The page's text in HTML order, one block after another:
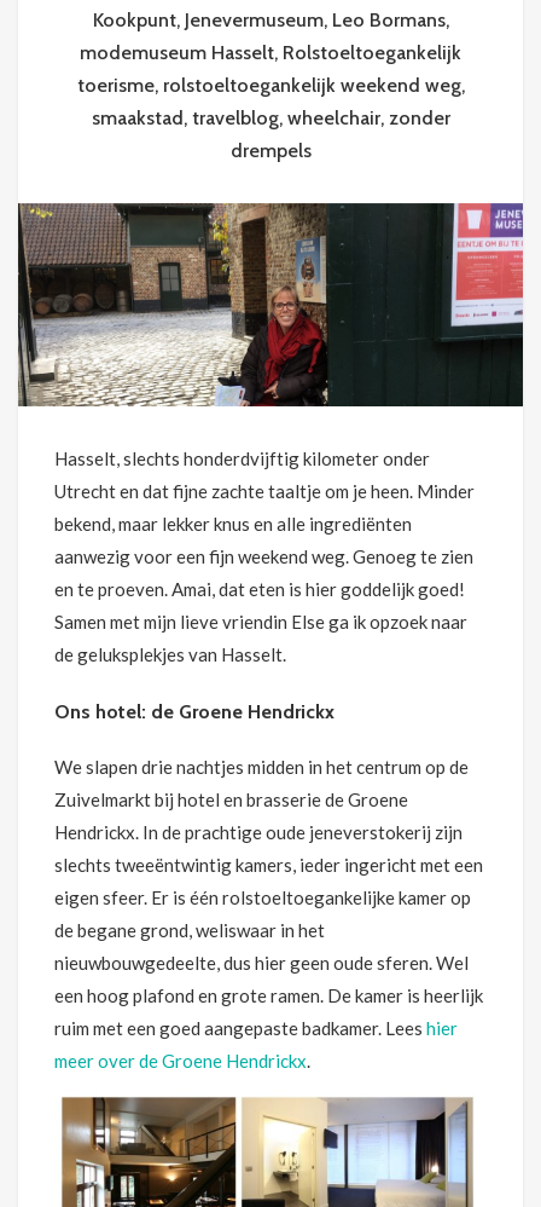
Kookpunt, Jenevermuseum, Leo Bormans,
modemuseum Hasselt, Rolstoeltoegankelijk
toerisme, rolstoeltoegankelijk weekend weg,
smaakstad, travelblog, wheelchair, zonder
drempels
Hasselt, slechts honderdvijftig kilometer onder
Utrecht en dat fijne zachte taaltje om je heen. Minder
bekend, maar lekker knus en alle ingrediënten
aanwezig voor een fijn weekend weg. Genoeg te zien
en te proeven. Amai, dat eten is hier goddelijk goed!
Samen met mijn lieve vriendin Else ga ik opzoek naar
de geluksplekjes van Hasselt.
Ons hotel: de Groene Hendrickx
We slapen drie nachtjes midden in het centrum op de
Zuivelmarkt bij hotel en brasserie de Groene
Hendrickx. In de prachtige oude jeneverstokerij zijn
slechts tweeëntwintig kamers, ieder ingericht met een
eigen sfeer. Er is één rolstoeltoegankelijke kamer op
de begane grond, weliswaar in het
nieuwbouwgedeelte, dus hier geen oude sferen. Wel
een hoog plafond en grote ramen. De kamer is heerlijk
ruim met een goed aangepaste badkamer. Lees hier
meer over de Groene Hendrickx.